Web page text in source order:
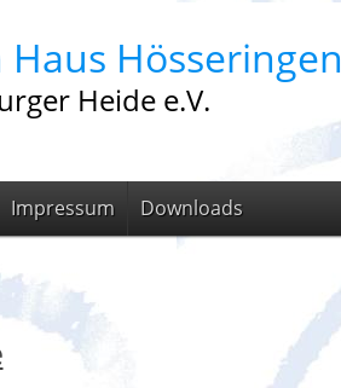
Hösseringen
Heide e.V.
Impressum Downloads